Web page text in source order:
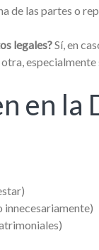
de las partes o
legales?Sí, en
en la
innecesariamente)